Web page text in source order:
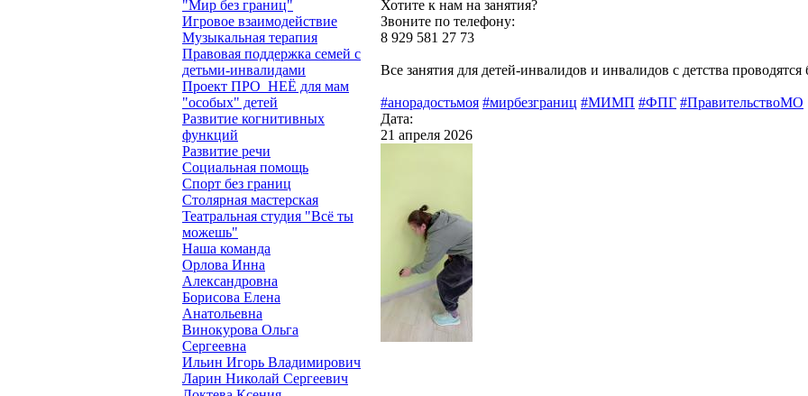
"Мир без границ"
Игровое взаимодействие
Музыкальная терапия
Правовая поддержка семей с
детьми-инвалидами
Проект ПРО_НЕЁ для мам
"особых" детей
Развитие когнитивных
функций
Развитие речи
Социальная помощь
Спорт без границ
Столярная мастерская
Театральная студия "Всё ты
можешь"
Наша команда
Орлова Инна
Александровна
Борисова Елена
Анатольевна
Винокурова Ольга
Сергеевна
Ильин Игорь Владимирович
Ларин Николай Сергеевич
Хотите к нам на занятия?
Звоните по телефону:
8 929 581 27 73
Все занятия для детей-инвалидов и инвалидов с детства проводятся
#анорадостьмоя #мирбезграниц #МИМП #ФПГ #ПравительствоМО
Дата:
21 апреля 2026